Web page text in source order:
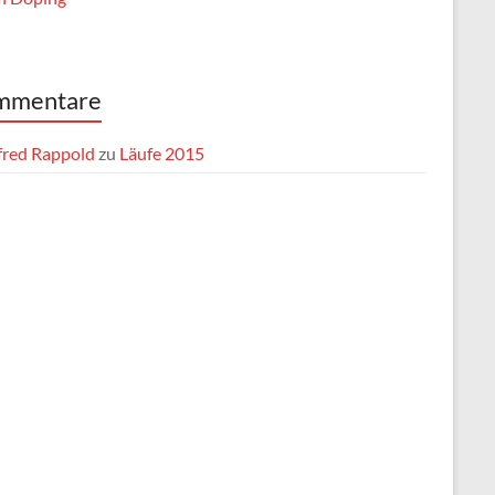
Rappold zu Läufe 2015